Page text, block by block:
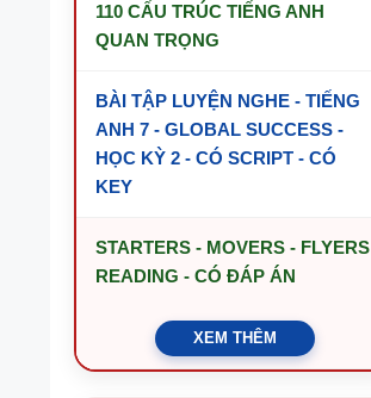
110 CẤU TRÚC TIẾNG ANH
QUAN TRỌNG
BÀI TẬP LUYỆN NGHE - TIẾNG
ANH 7 - GLOBAL SUCCESS -
HỌC KỲ 2 - CÓ SCRIPT - CÓ
KEY
STARTERS - MOVERS - FLYERS
READING - CÓ ĐÁP ÁN
XEM THÊM